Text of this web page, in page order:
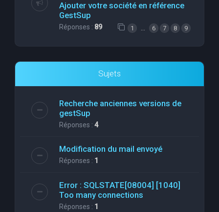
Ajouter votre société en référence
GestSup
Réponses : 89 1 6 7 8 9
Sujets
Recherche anciennes versions de
gestSup
Réponses : 4
Modification du mail envoyé
Réponses : 1
Error : SQLSTATE[08004] [1040]
Too many connections
Réponses : 1